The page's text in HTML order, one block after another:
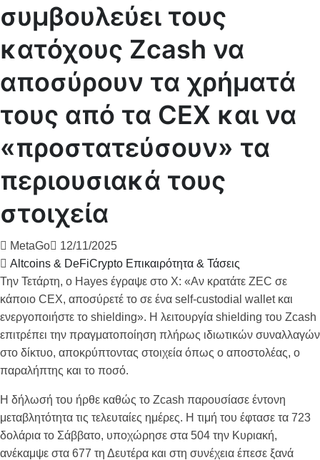
συμβουλεύει τους
κατόχους Zcash να
αποσύρουν τα χρήματά
τους από τα CEX και να
«προστατεύσουν» τα
περιουσιακά τους
στοιχεία
MetaGo
12/11/2025
Altcoins & DeFiCrypto Επικαιρότητα & Τάσεις
Την Τετάρτη, ο Hayes έγραψε στο X: «Αν κρατάτε ZEC σε
κάποιο CEX, αποσύρετέ το σε ένα self-custodial wallet και
ενεργοποιήστε το shielding». Η λειτουργία shielding του Zcash
επιτρέπει την πραγματοποίηση πλήρως ιδιωτικών συναλλαγών
στο δίκτυο, αποκρύπτοντας στοιχεία όπως ο αποστολέας, ο
παραλήπτης και το ποσό.
Η δήλωσή του ήρθε καθώς το Zcash παρουσίασε έντονη
μεταβλητότητα τις τελευταίες ημέρες. Η τιμή του έφτασε τα 723
δολάρια το Σάββατο, υποχώρησε στα 504 την Κυριακή,
ανέκαμψε στα 677 τη Δευτέρα και στη συνέχεια έπεσε ξανά